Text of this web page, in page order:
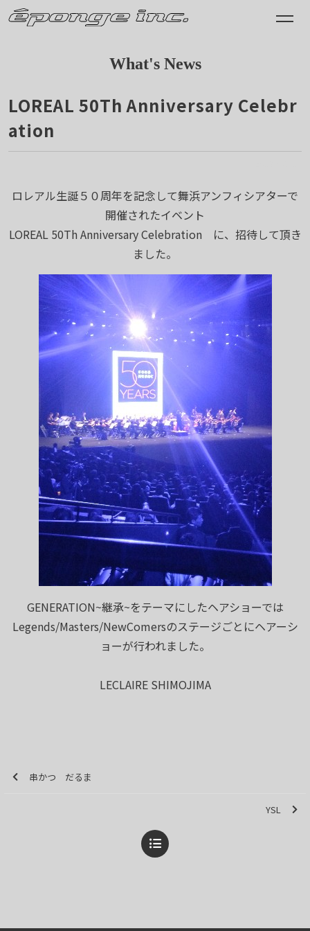
What's News
LOREAL 50Th Anniversary Celebr
ation
ロレアル生誕５０周年を記念して舞浜アンフィシアターで
開催されたイベント
LOREAL 50Th Anniversary Celebration に、招待して頂き
ました。
GENERATION~継承~をテーマにしたヘアショーでは
Legends/Masters/NewComersのステージごとにヘアーシ
ョーが行われました。
LECLAIRE SHIMOJIMA
串かつ だるま
YSL